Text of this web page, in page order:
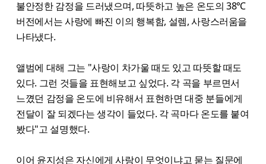
불안정한 감정을 드러냈으며, 따뜻하고 높은 온도의 38℃
버전에서는 사랑에 빠진 이의 행복함, 설렘, 사랑스러움을
나타냈다.
앨범에 대해 그는 "사랑이 차가울 때도 있고 따뜻할 때도
있다. 그런 것들을 표현해보고 싶었다. 각 곡을 부르면서
느꼈던 감정을 온도에 비유해서 표현하면 대중 분들에게
전달이 잘 되겠다는 생각이 들었다. 각 곡마다 온도를 붙여
봤다"고 설명했다.
이어 윤지성은 자신에게 사랑이 무엇이냐고 묻는 질문에